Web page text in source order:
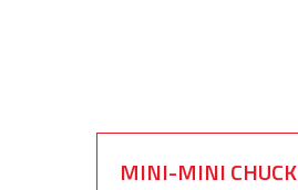
MINI-MINI CHUCK